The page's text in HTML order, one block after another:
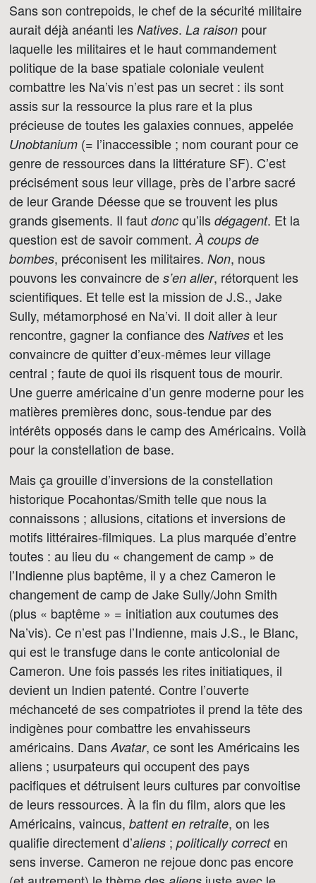
Sans son contrepoids, le chef de la sécurité militaire
aurait déjà anéanti les Natives. La raison pour
laquelle les militaires et le haut commandement
politique de la base spatiale coloniale veulent
combattre les Na’vis n’est pas un secret : ils sont
assis sur la ressource la plus rare et la plus
précieuse de toutes les galaxies connues, appelée
Unobtanium (= l’inaccessible ; nom courant pour ce
genre de ressources dans la littérature SF). C’est
précisément sous leur village, près de l’arbre sacré
de leur Grande Déesse que se trouvent les plus
grands gisements. Il faut donc qu’ils dégagent. Et la
question est de savoir comment. À coups de
bombes, préconisent les militaires. Non, nous
pouvons les convaincre de s’en aller, rétorquent les
scientifiques. Et telle est la mission de J.S., Jake
Sully, métamorphosé en Na’vi. Il doit aller à leur
rencontre, gagner la confiance des Natives et les
convaincre de quitter d’eux-mêmes leur village
central ; faute de quoi ils risquent tous de mourir.
Une guerre américaine d’un genre moderne pour les
matières premières donc, sous-tendue par des
intérêts opposés dans le camp des Américains. Voilà
pour la constellation de base.
Mais ça grouille d’inversions de la constellation
historique Pocahontas/Smith telle que nous la
connaissons ; allusions, citations et inversions de
motifs littéraires-filmiques. La plus marquée d’entre
toutes : au lieu du « changement de camp » de
l’Indienne plus baptême, il y a chez Cameron le
changement de camp de Jake Sully/John Smith
(plus « baptême » = initiation aux coutumes des
Na’vis). Ce n’est pas l’Indienne, mais J.S., le Blanc,
qui est le transfuge dans le conte anticolonial de
Cameron. Une fois passés les rites initiatiques, il
devient un Indien patenté. Contre l’ouverte
méchanceté de ses compatriotes il prend la tête des
indigènes pour combattre les envahisseurs
américains. Dans Avatar, ce sont les Américains les
aliens ; usurpateurs qui occupent des pays
pacifiques et détruisent leurs cultures par convoitise
de leurs ressources. À la fin du film, alors que les
Américains, vaincus, battent en retraite, on les
qualifie directement d’aliens ; politically correcten
sens inverse. Cameron ne rejoue donc pas encore